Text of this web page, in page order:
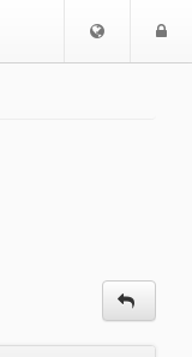
Επιλογή